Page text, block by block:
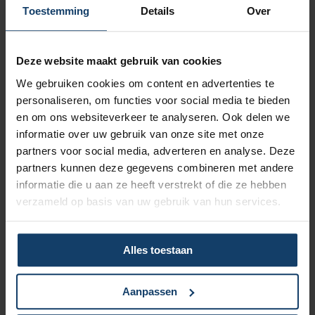
Toestemming Details Over
Deze website maakt gebruik van cookies
We gebruiken cookies om content en advertenties te
personaliseren, om functies voor social media te bieden
en om ons websiteverkeer te analyseren. Ook delen we
informatie over uw gebruik van onze site met onze
partners voor social media, adverteren en analyse. Deze
partners kunnen deze gegevens combineren met andere
informatie die u aan ze heeft verstrekt of die ze hebben
verzameld op basis van uw gebruik van hun services.
Alles toestaan
Aanpassen
Vergoeding tot €250 per kalenderjaar bij pakket Top
Korting op vrijwillig eigen risico
Wil je een lagere zorgpremie? Dan kun je het verplicht eigen
risico van € 385 verhogen met een vrijwillig eigen risico van
maximaal € 500. Hoe hoger het vrijwillig eigen risico, hoe
Meer over het eigen risico